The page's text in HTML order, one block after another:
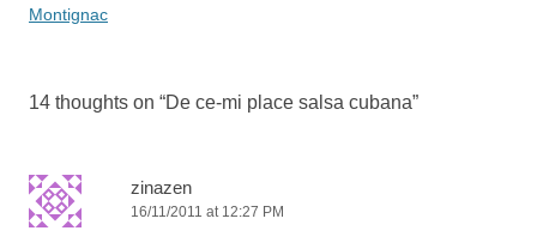
navigation
Montignac
14 thoughts on “De ce-mi place salsa cubana”
zinazen
16/11/2011 at 12:27 PM